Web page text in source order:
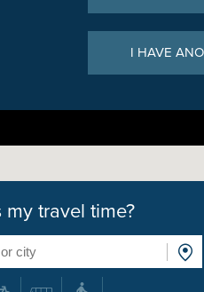
I HAVE
my travel time?